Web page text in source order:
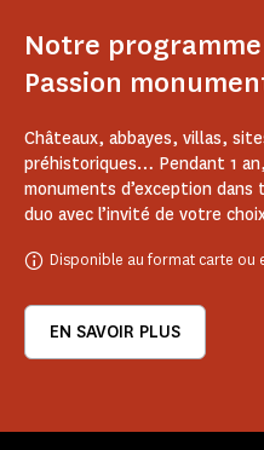
Notre
Passion
Châteaux, abbayes, villas,
préhistoriques… Pendant 1
monuments d’exception
duo avec l’invité de votre
Disponible au format carte ou
EN SAVOIR PLUS